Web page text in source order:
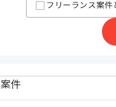
フリーランス案
件